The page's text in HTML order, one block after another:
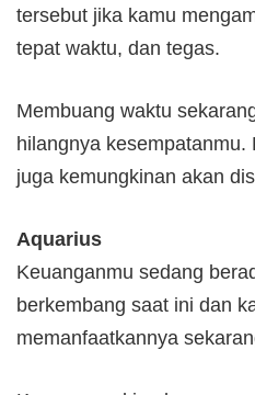
tersebut jika kamu
tepat waktu, dan tegas.
Membuang waktu
hilangnya kesempatanmu.
juga kemungkinan akan
Aquarius
Keuanganmu sedang
berkembang saat ini dan
memanfaatkannya